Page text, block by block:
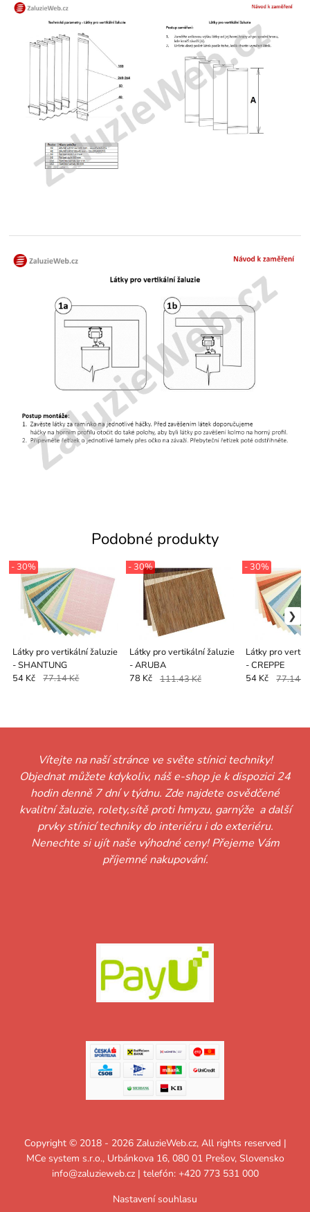
Podobné produkty
Látky pro vertikální žaluzie
- SHANTUNG
- 30%
54 Kč 77.14 Kč
Látky pro vertikální žaluzie
- ARUBA
- 30%
78 Kč 111.43 Kč
Látky pro
- CREPPE
- 30%
54 Kč 77.14
Vítejte na naší stránce ve světe stínici techniky!
Objednat můžete kdykoliv, náš e-shop je k dispozici 24
hodin denně 7 dní v týdnu. Zde najdete osvědčené
kvalitní žaluzie, rolety,sítě proti hmyzu, garnýže a další
prvky stínicí techniky do interiéru i do exteriéru.
Nenechte si ujít naše výhodné ceny! Přejeme Vám
příjemné nakupování.
Copyright © 2018 - 2026 ZaluzieWeb.cz, All rights reserved |
MCe system s.r.o., Urbánkova 16, 080 01 Prešov, Slovensko
info@zaluzieweb.cz| telefón: +420 773 531 000
Nastavení souhlasu